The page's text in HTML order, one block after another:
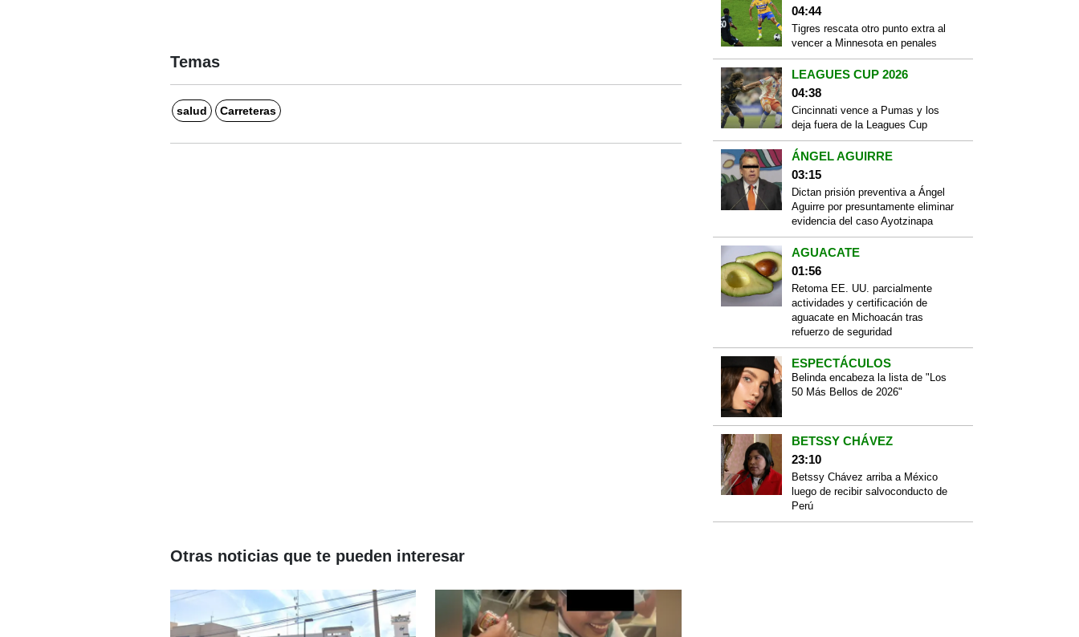
Temas
salud Carreteras
04:44
Tigres rescata otro punto extra al
vencer a Minnesota en penales
LEAGUES CUP 2026
04:38
Cincinnati vence a Pumas y los
deja fuera de la Leagues Cup
ÁNGEL AGUIRRE
03:15
Dictan prisión preventiva a Ángel
Aguirre por presuntamente eliminar
evidencia del caso Ayotzinapa
AGUACATE
01:56
Retoma EE. UU. parcialmente
actividades y certificación de
aguacate en Michoacán tras
refuerzo de seguridad
ESPECTÁCULOS
Belinda encabeza la lista de "Los
50 Más Bellos de 2026"
BETSSY CHÁVEZ
23:10
Betssy Chávez arriba a México
luego de recibir salvoconducto de
Perú
Otras noticias que te pueden interesar